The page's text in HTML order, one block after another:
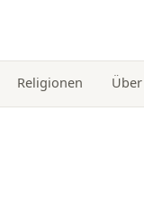
Religionen Über